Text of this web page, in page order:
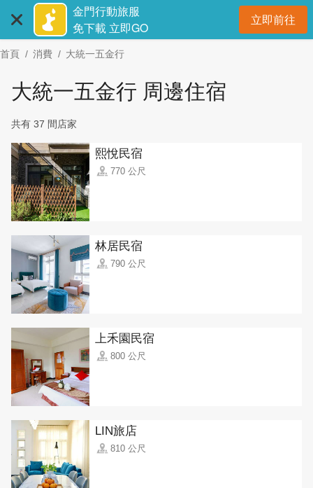
主
要
金門行動旅服
免下載 立即GO
立即前往開
首頁 消費 大統一五金行
大統一五金行 周邊住宿
共有 37 間店家
熙悅民宿
770 公尺
林居民宿
790 公尺
上禾園民宿
800 公尺
LIN旅店
810 公尺